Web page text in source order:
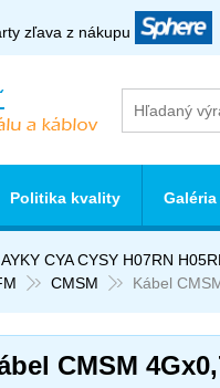
zľava z nákupu
CYA CYSY H07RN
CMSM Kábel
CMSM
Politika kvality Galéria